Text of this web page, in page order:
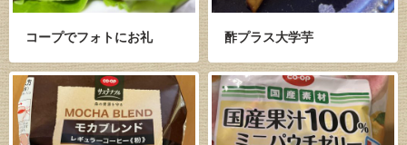
コープでフォトにお礼 酢プラス大学芋